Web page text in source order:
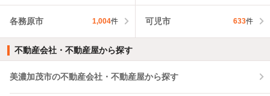
各務原市 1,004件 可児市 633件
不動産会社・不動産屋から探す
美濃加茂市の不動産会社・不動産屋から探す